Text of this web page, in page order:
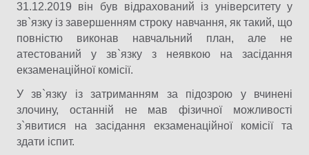
31.12.2019 він був відрахований із університету у
зв`язку із завершенням строку навчання, як такий, що
повністю виконав навчальний план, але не
атестований у зв`язку з неявкою на засідання
екзаменаційної комісії.
У зв`язку із затриманням за підозрою у вчинені
злочину, останній не мав фізичної можливості
з`явитися на засідання екзаменаційної комісії та
здати іспит.